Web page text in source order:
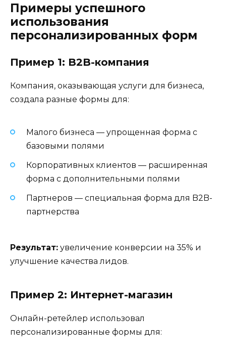
Примеры успешного
использования
персонализированных форм
Пример 1: B2B-компания
Компания, оказывающая услуги для бизнеса,
создала разные формы для:
Малого бизнеса — упрощенная форма с
базовыми полями
Корпоративных клиентов — расширенная
форма с дополнительными полями
Партнеров — специальная форма для B2B-
партнерства
Результат: увеличение конверсии на 35% и
улучшение качества лидов.
Пример 2: Интернет-магазин
Онлайн-ретейлер использовал
персонализированные формы для: